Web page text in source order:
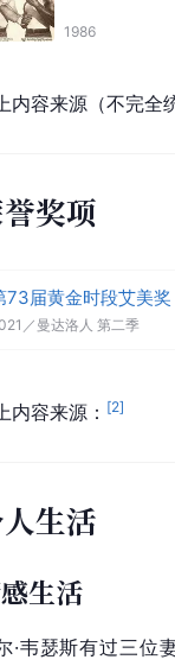
1986
内容来源（不完全
奖项
73届黄金时段艾美奖
／ 曼达洛人 第二季
内容来源： [2]
生活
生活
·韦瑟斯有过三位